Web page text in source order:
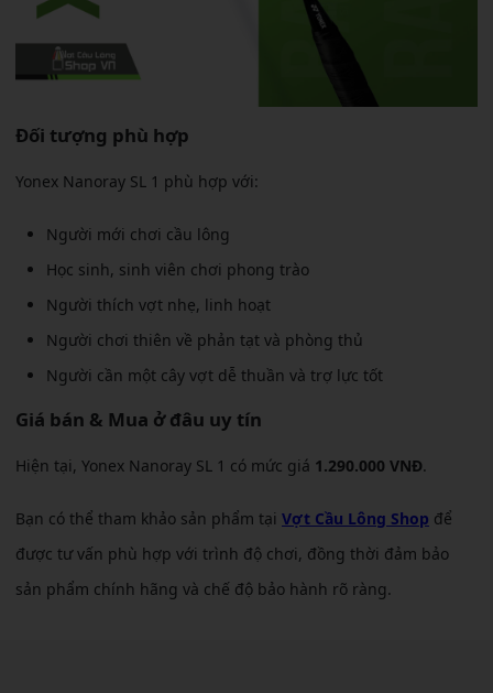
Đối tượng phù hợp
Yonex Nanoray SL 1 phù hợp với:
Người mới chơi cầu lông
Học sinh, sinh viên chơi phong trào
Người thích vợt nhẹ, linh hoạt
Người chơi thiên về phản tạt và phòng thủ
Người cần một cây vợt dễ thuần và trợ lực tốt
Giá bán & Mua ở đâu uy tín
Hiện tại, Yonex Nanoray SL 1 có mức giá 1.290.000 VNĐ.
Bạn có thể tham khảo sản phẩm tại Vợt Cầu Lông Shop để
được tư vấn phù hợp với trình độ chơi, đồng thời đảm bảo
sản phẩm chính hãng và chế độ bảo hành rõ ràng.